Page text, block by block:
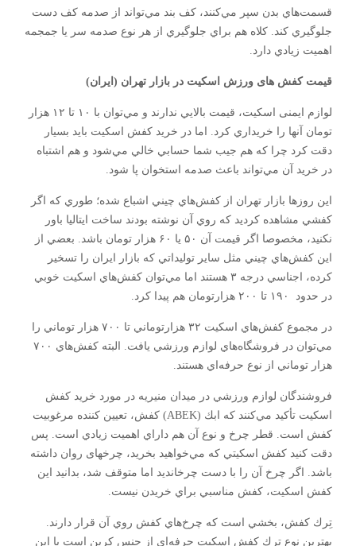
قسمت‌هاي بدن سپر مي‌كنند، کف بند مي‌تواند از صدمه كف دست
جلوگيري كند. كلاه هم براي جلوگيري از هر نوع صدمه سر يا جمجمه
اهميت زيادي دارد.
قیمت کفش های ورزش اسکیت در بازار تهران (ایران)
لوازم ایمنی اسكيت، قيمت بالايي ندارند و مي‌توان با ۱۰ تا ۱۲ هزار
تومان آنها را خريداري كرد. اما در خريد كفش اسكيت بايد بسيار
دقت كرد چرا كه هم جيب شما حسابي خالي مي‌شود و هم اشتباه
در خريد آن مي‌تواند باعث صدمه استخوان پا شود.
اين روزها بازار تهران از كفش‌هاي چيني اشباع شده؛ طوري كه اگر
كفشي مشاهده كرديد كه روي آن نوشته بودند ساخت ايتاليا باور
نكنيد، مخصوصا اگر قيمت آن ۵۰ يا ۶۰ هزار تومان باشد. بعضي از
اين كفش‌هاي چيني مثل ساير توليداتي كه بازار ايران را تسخير
كرده، اجناسي درجه ۳ هستند اما مي‌توان كفش‌هاي اسكيت خوبي
در حدود ۱۹۰ تا ۲۰۰ هزارتومان هم پيدا كرد.
در مجموع كفش‌هاي اسكيت ۳۲ هزارتوماني تا ۷۰۰ هزار توماني را
مي‌توان در فروشگاه‌هاي لوازم ورزشي يافت. البته كفش‌هاي ۷۰۰
هزار توماني از نوع حرفه‌اي هستند.
فروشندگان لوازم ورزشي در ميدان منيريه در مورد خريد كفش
اسكيت تأكيد مي‌كنند كه ابك (ABEK) كفش، تعيين كننده مرغوبيت
كفش است. قطر چرخ و نوع آن هم داراي اهميت زيادي است. پس
دقت كنيد كفش اسكيتي كه مي‌خواهيد بخريد، چرخهای روان داشته
باشد. اگر چرخ آن را با دست چرخانديد اما متوقف شد، بدانيد اين
كفش اسكيت، كفش مناسبي براي خريدن نيست.
تِرك كفش، بخشي است كه چرخ‌هاي كفش روي آن قرار دارند.
بهترين نوع ترك كفش اسكيت حرفه‌اي از جنس كربن است با اين